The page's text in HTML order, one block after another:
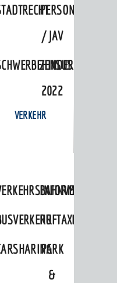
PERSONALRAT
/ JAV
ZENSUS
2022
VERKEHR
BAHNVERKEHR
RUFTAXI
PARK
&